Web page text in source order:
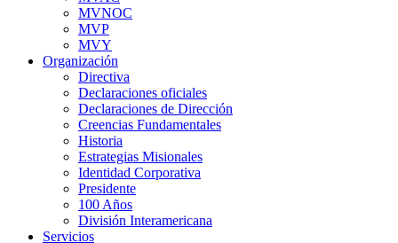
MVNOC
MVP
MVY
Organización
Directiva
Declaraciones oficiales
Declaraciones de Dirección
Creencias Fundamentales
Historia
Estrategias Misionales
Identidad Corporativa
Presidente
100 Años
División Interamericana
Servicios